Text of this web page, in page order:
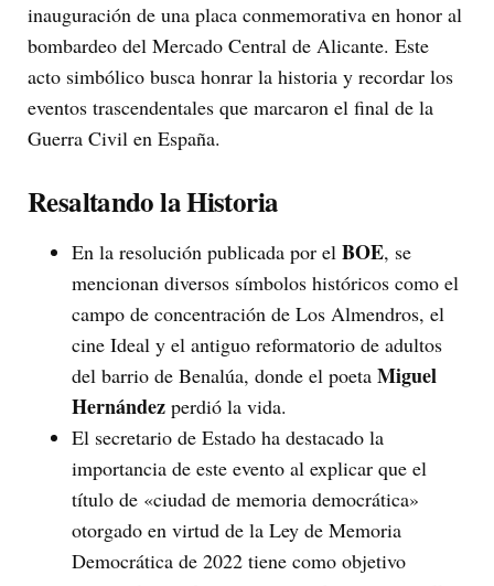
inauguración de una placa conmemorativa en honor al
bombardeo del Mercado Central de Alicante. Este
acto simbólico busca honrar la historia y recordar los
eventos trascendentales que marcaron el final de la
Guerra Civil en España.
Resaltando la Historia
En la resolución publicada por el BOE, se
mencionan diversos símbolos históricos como el
campo de concentración de Los Almendros, el
cine Ideal y el antiguo reformatorio de adultos
del barrio de Benalúa, donde el poeta Miguel
Hernández perdió la vida.
El secretario de Estado ha destacado la
importancia de este evento al explicar que el
título de «ciudad de memoria democrática»
otorgado en virtud de la Ley de Memoria
Democrática de 2022 tiene como objetivo